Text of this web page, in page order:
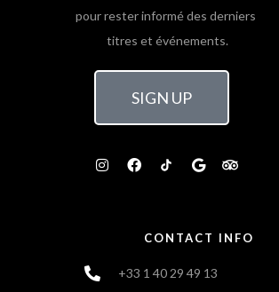
pour rester informé des derniers
titres et événements.
SIGN UP
CONTACT INFO
+33 1 40 29 49 13